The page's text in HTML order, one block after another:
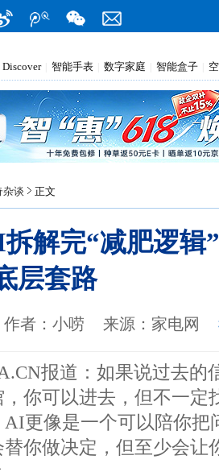
Discover 智能手表 数字家庭 智能盒子
杂谈 正文
解完“减肥逻辑
层套路
作者： 小唠 来源： 家电网
报道： 如果说过去的
你可以进去，但不一定
更像是一个可以陪你把
你做决定，但至少会让